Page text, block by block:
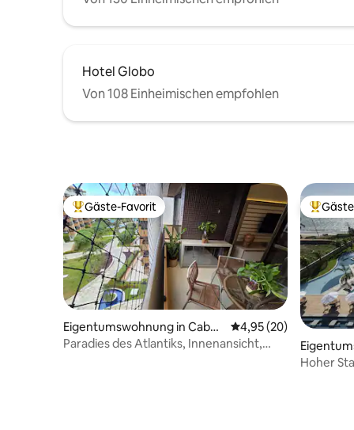
Hotel Globo
Von 108 Einheimischen empfohlen
Beliebter Gäste-Favorit.
Gäste-Favorit
Eigentumswohnung in Cabed
elo
Durchschnittliche
4,95 (20)
Paradies des Atlantiks, Innenansicht,
Hoher